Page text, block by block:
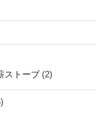
ストーブ (2)